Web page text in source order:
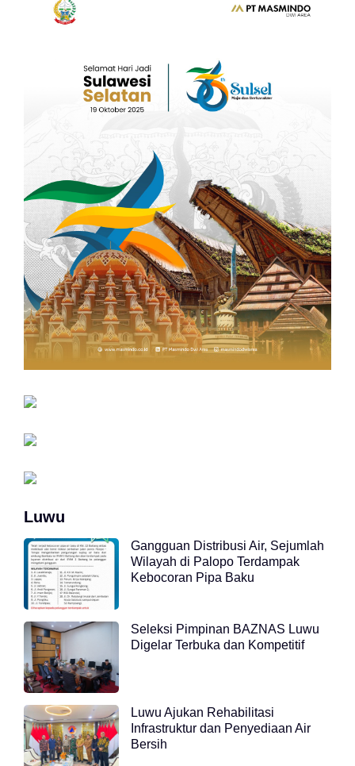
Luwu
Gangguan Distribusi Air, Sejumlah
Wilayah di Palopo Terdampak
Kebocoran Pipa Baku
Seleksi Pimpinan BAZNAS Luwu
Digelar Terbuka dan Kompetitif
Luwu Ajukan Rehabilitasi
Infrastruktur dan Penyediaan Air
Bersih